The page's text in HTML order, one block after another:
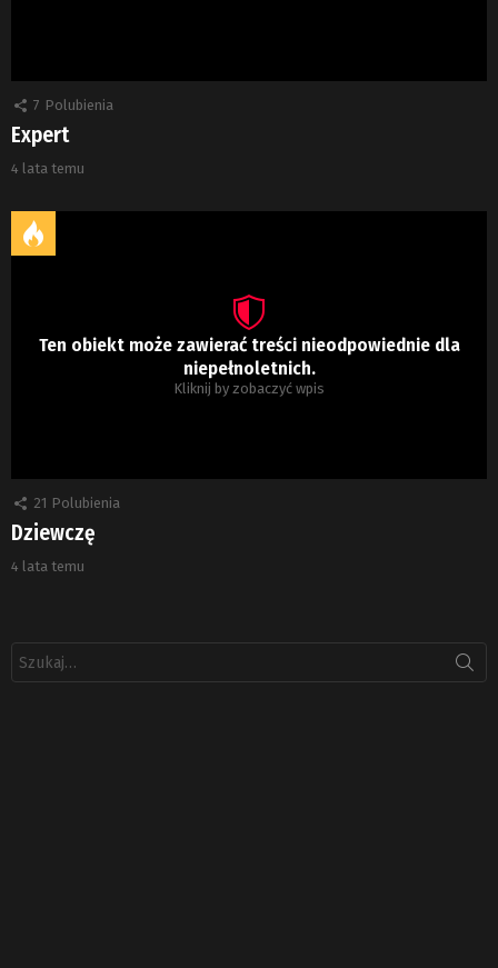
7 Polubienia
Expert
4 lata temu
Ten obiekt może zawierać treści nieodpowiednie dla
niepełnoletnich.
Kliknij by zobaczyć wpis
21 Polubienia
Dziewczę
4 lata temu